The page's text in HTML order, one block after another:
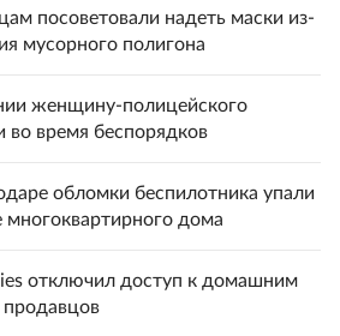
посоветовали надеть маски из-
мусорного полигона
женщину-полицейского
во время беспорядков
обломки беспилотника упали
многоквартирного дома
отключил доступ к домашним